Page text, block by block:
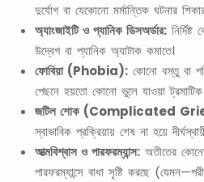
দুর্যোগ বা যেকোনো মর্মান্তিক ঘটনার
অ্যাংজাইটি ও প্যানিক ডিসঅর্ডার:
উদ্বেগ বা প্যানিক অ্যাটাক কমাতে।
ফোবিয়া (Phobia):কোনো বস্তু বা
পেছনে হয়তো কোনো ভুলে যাওয়া ট্রমাটিক
জটিল শোক (Complicated
স্বাভাবিক প্রক্রিয়ায় শেষ না হয়ে
আত্মবিশ্বাস ও পারফরম্যান্স:অতীতের কোনো
পারফরম্যান্সে বাধা সৃষ্টি করছে